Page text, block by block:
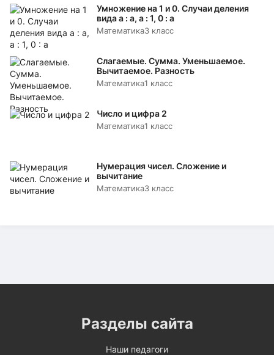
Умножение на 1 и 0. Случаи деления
вида а : а, а : 1, 0 : а
Математика3 класс
Слагаемые. Сумма. Уменьшаемое.
Вычитаемое. Разность
Математика1 класс
Число и цифра 2
Математика1 класс
Нумерация чисел. Сложение и
вычитание
Математика3 класс
Разделы сайта
Наши педагоги